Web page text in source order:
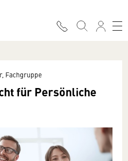
Fachgruppe
für Persönliche